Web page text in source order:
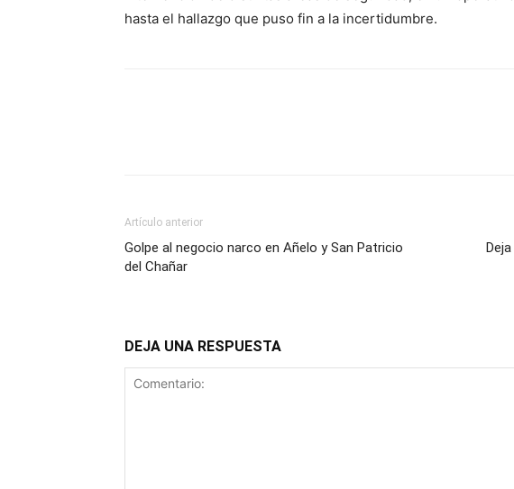
hasta el hallazgo que puso fin a la incertidumbre.
Artículo anterior
Golpe al negocio narco en Añelo y San Patricio
del Chañar
DEJA UNA RESPUESTA